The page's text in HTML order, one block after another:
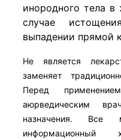
инородного тела
случае
выпадении прямой
Не является
заменяет
Перед
аюрведическим
назначения. Все
информационный